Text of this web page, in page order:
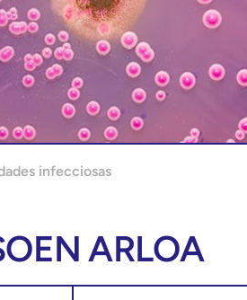
infecciosas
ARLOA